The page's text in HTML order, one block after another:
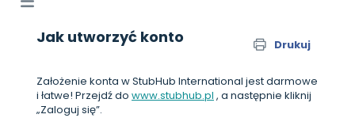
Jak utworzyć konto Drukuj
Założenie konta w StubHub International jest darmowe
i łatwe! Przejdź do www.stubhub.pl , a następnie kliknij
„Zaloguj się”.